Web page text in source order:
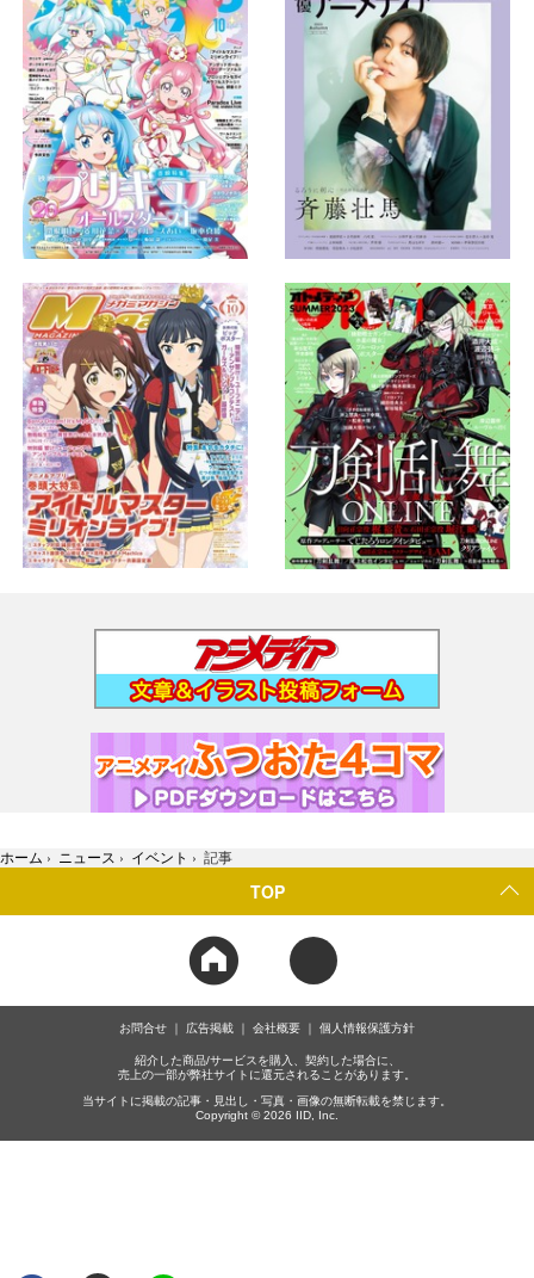
ホーム › ニュース › イベント › 記事
TOP
お問合せ 広告掲載 会社概要 個人情報保護方針
紹介した商品/サービスを購入、契約した場合に、
売上の一部が弊社サイトに還元されることがあります。
当サイトに掲載の記事・見出し・写真・画像の無断転載を禁じます。
Copyright © 2026 IID, Inc.